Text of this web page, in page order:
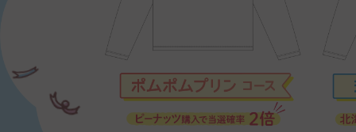
■当選の権利の取り消し等
応募者又は当選者が以下の各号のいずれかに該当する
場合、当社は直ちに当選の権利の取り消し又は応募の
制限等の措置をとることができるものとし、既に賞品
をお渡ししている場合、賞品を返品していただく場合
がございます。さらに、当社に損害が生じた場合、当社